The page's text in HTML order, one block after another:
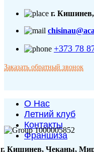
г.
+373 78
Заказать обратный звонок
О Нас
Летний клуб
Контакты
Франшиза
г. Кишинев, Чеканы,